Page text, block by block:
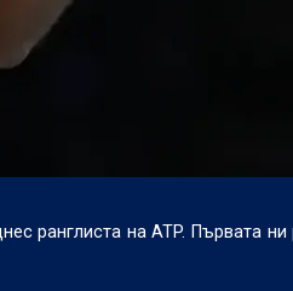
ранглиста на ATP. Първата